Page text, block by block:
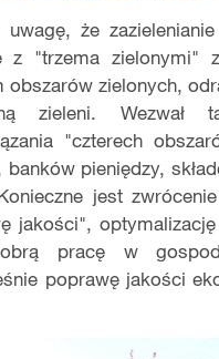
że
z "trzema zielonymi"
obszarów zielonych,
zieleni. Wezwał
"czterech
pieniędzy,
jest
jakości",
pracę w
poprawę jakości